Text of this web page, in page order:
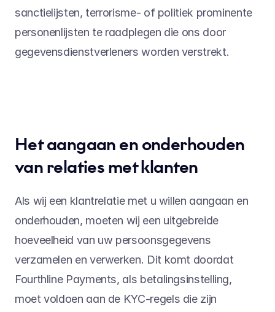
sanctielijsten, terrorisme- of politiek prominente
personenlijsten te raadplegen die ons door
gegevensdienstverleners worden verstrekt.
Het aangaan en onderhouden
van relaties met klanten
Als wij een klantrelatie met u willen aangaan en
onderhouden, moeten wij een uitgebreide
hoeveelheid van uw persoonsgegevens
verzamelen en verwerken. Dit komt doordat
Fourthline Payments, als betalingsinstelling,
moet voldoen aan de KYC-regels die zijn